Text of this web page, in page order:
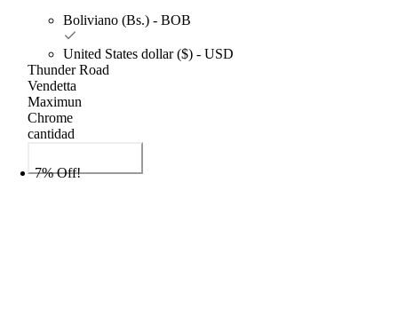
Boliviano (Bs.) - BOB
United States dollar ($) - USD
Thunder Road
Vendetta
Maximun
Chrome
cantidad
7% Off!